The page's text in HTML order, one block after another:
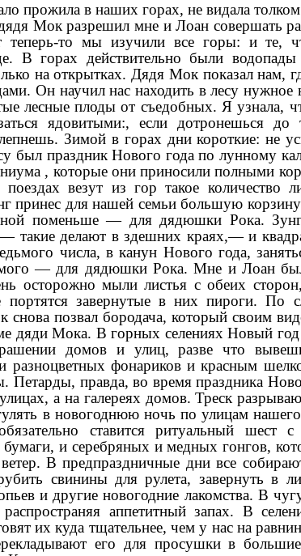
прожила в наших горах, не видала
Мок разрешил мне и Лоан совершать
теперь-то мы изучили все горы: и те,
В горах действительно были
на открытках. Дядя Мок показал нам,
Он научил нас находить в лесу
лесные плоды от съедобных. Я узнала,
ядовитыми:, если дотронешься до
Зимой в горах дни короткие: не
был праздник Нового года по лунному
, которые они приносили полными
везут из гор такое количество
принес для нашей семьи большую
поменьше — для дядюшки Рока. Зунг
такие делают в здешних краях,— и
числа, в канун Нового года,
— для дядюшки Рока. Мне и Лоан
осторожно мыли листья с обеих
завернутые в них пироги. По
позвал бородача, который своим
дяди Мока. В горных селениях Новый год
домов и улиц, разве что
разноцветных фонариков и красным
Петарды, правда, во время праздника
а на галереях домов. Треск
в новогоднюю ночь по улицам
ставится ритуальный шест
и серебряных и медных гонгов,
В предпраздничные дни все
свинины для рулета, завернуть в
и другие новогодние лакомства. В
аппетитный запах. В
их куда тщательнее, чем у нас на
его для просушки в